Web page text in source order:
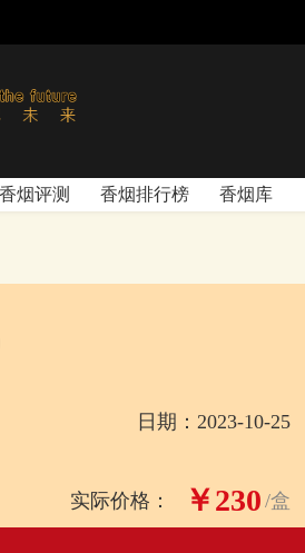
香烟评测 香烟排行榜 香烟库
日期：2023-10-25
实际价格： ￥230 /盒